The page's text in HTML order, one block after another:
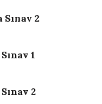
2
1
2